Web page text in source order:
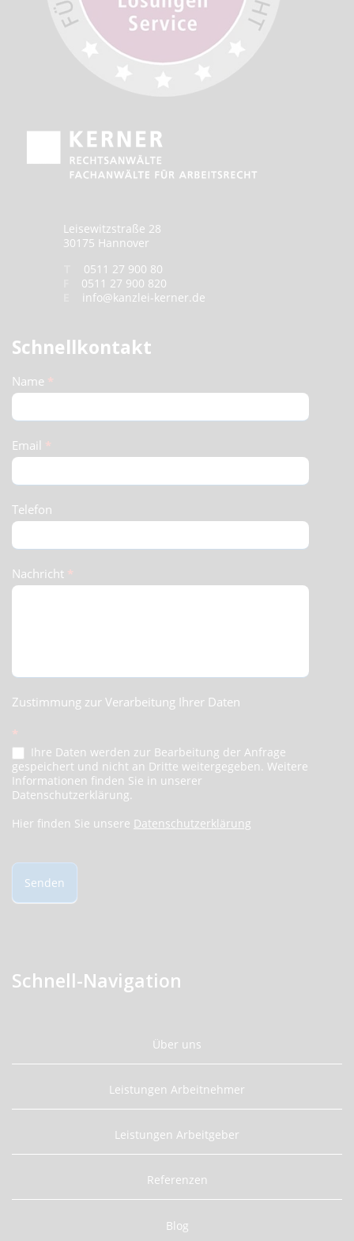
Leisewitzstraße 28
30175 Hannover
0511 27 900 80
0511 27 900 820
info@kanzlei-kerner.de
Schnellkontakt
Schnellkontakt
(Footer)
Name *
Email *
Telefon
Nachricht *
Zustimmung zur Verarbeitung Ihrer Daten
*
Ihre Daten werden zur Bearbeitung der Anfrage
gespeichert und nicht an Dritte weitergegeben. Weitere
Informationen finden Sie in unserer
Datenschutzerklärung.
Hier finden Sie unsere Datenschutzerklärung
Senden
Schnell-Navigation
Über uns
Leistungen Arbeitnehmer
Leistungen Arbeitgeber
Referenzen
Blog